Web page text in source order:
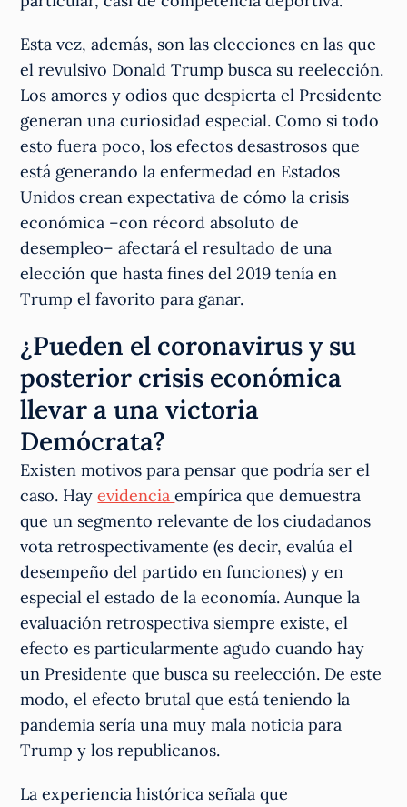
Esta vez, además, son las elecciones en las que
el revulsivo Donald Trump busca su reelección.
Los amores y odios que despierta el Presidente
generan una curiosidad especial. Como si todo
esto fuera poco, los efectos desastrosos que
está generando la enfermedad en Estados
Unidos crean expectativa de cómo la crisis
económica –con récord absoluto de
desempleo– afectará el resultado de una
elección que hasta fines del 2019 tenía en
Trump el favorito para ganar.
¿Pueden el coronavirus y su
posterior crisis económica
llevar a una victoria
Demócrata?
Existen motivos para pensar que podría ser el
caso. Hayevidenciaempírica que demuestra
que un segmento relevante de los ciudadanos
vota retrospectivamente (es decir, evalúa el
desempeño del partido en funciones) y en
especial el estado de la economía. Aunque la
evaluación retrospectiva siempre existe, el
efecto es particularmente agudo cuando hay
un Presidente que busca su reelección. De este
modo, el efecto brutal que está teniendo la
pandemia sería una muy mala noticia para
Trump y los republicanos.
La experiencia histórica señala que